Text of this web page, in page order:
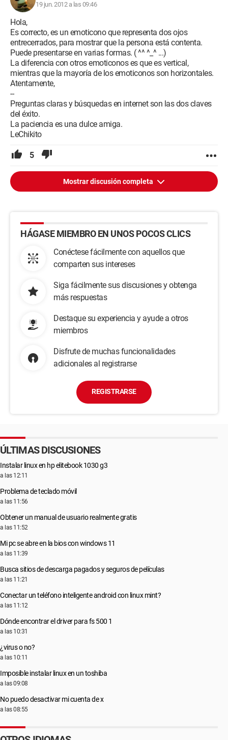
19 jun. 2012 a las 09:46
Hola,
Es correcto, es un emoticono que representa dos ojos
entrecerrados, para mostrar que la persona está contenta.
Puede presentarse en varias formas. ( ^^ ^_^ ...)
La diferencia con otros emoticonos es que es vertical,
mientras que la mayoría de los emoticonos son horizontales.
Atentamente,
--
Preguntas claras y búsquedas en internet son las dos claves
del éxito.
La paciencia es una dulce amiga.
LeChikito
5
Mostrar discusión completa
HÁGASE MIEMBRO EN UNOS POCOS CLICS
Conéctese fácilmente con aquellos que
comparten sus intereses
Siga fácilmente sus discusiones y obtenga
más respuestas
Destaque su experiencia y ayude a otros
miembros
Disfrute de muchas funcionalidades
adicionales al registrarse
REGISTRARSE
ÚLTIMAS DISCUSIONES
Instalar linux en hp elitebook 1030 g3
a las 12:11
Problema de teclado móvil
a las 11:56
Obtener un manual de usuario realmente gratis
a las 11:52
Mi pc se abre en la bios con windows 11
a las 11:39
Busca sitios de descarga pagados y seguros de películas
a las 11:21
Conectar un teléfono inteligente android con linux mint?
a las 11:12
Dónde encontrar el driver para fs 500 1
a las 10:31
¿virus o no?
a las 10:11
Imposible instalar linux en un toshiba
a las 09:08
No puedo desactivar mi cuenta de x
a las 08:55